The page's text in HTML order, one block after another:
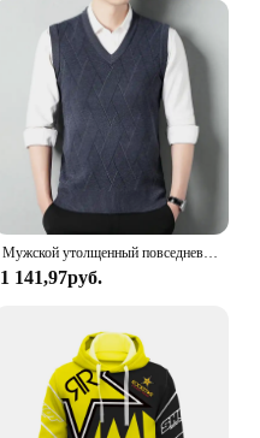
Мужской утолщенный повседневный свитер, майка, осенне-зимняя теплая мужская майка с v-образным вырезом
1 141,97руб.